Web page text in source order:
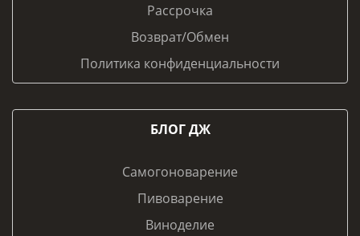
Рассрочка
Возврат/Обмен
Политика конфиденциальности
БЛОГ ДЖ
Самогоноварение
Пивоварение
Виноделие